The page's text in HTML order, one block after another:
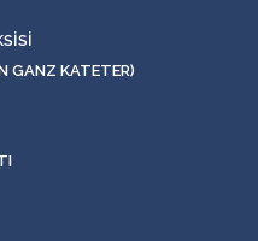
GANZ KATETER)